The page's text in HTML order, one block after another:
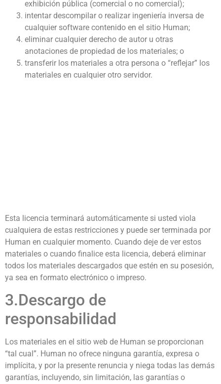
exhibición pública (comercial o no comercial);
intentar descompilar o realizar ingeniería inversa de
cualquier software contenido en el sitio Human;
eliminar cualquier derecho de autor u otras
anotaciones de propiedad de los materiales; o
transferir los materiales a otra persona o “reflejar” los
materiales en cualquier otro servidor.
Esta licencia terminará automáticamente si usted viola
cualquiera de estas restricciones y puede ser terminada por
Human en cualquier momento. Cuando deje de ver estos
materiales o cuando finalice esta licencia, deberá eliminar
todos los materiales descargados que estén en su posesión,
ya sea en formato electrónico o impreso.
3.Descargo de
responsabilidad
Los materiales en el sitio web de Human se proporcionan
“tal cual”. Human no ofrece ninguna garantía, expresa o
implícita, y por la presente renuncia y niega todas las demás
garantías, incluyendo, sin limitación, las garantías o